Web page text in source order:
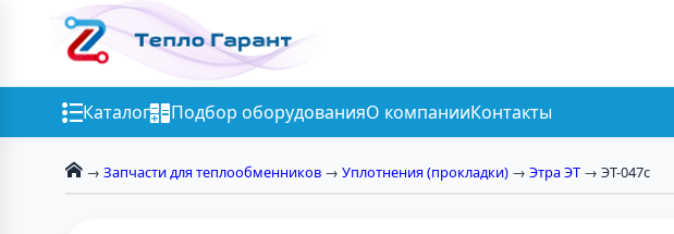
Каталог Подбор оборудованияО компанииКонтакты
→ Запчасти для теплообменников → Уплотнения (прокладки) → Этра ЭТ → ЭТ-047с